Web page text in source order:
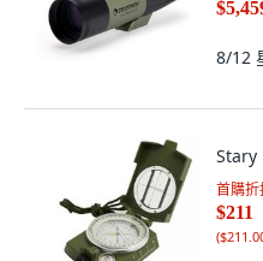
8/12
Stary
首購折
$211
(